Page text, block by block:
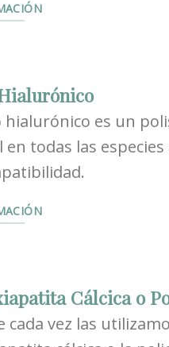
hialurónico es un
en todas las
Cálcica o
cada vez las